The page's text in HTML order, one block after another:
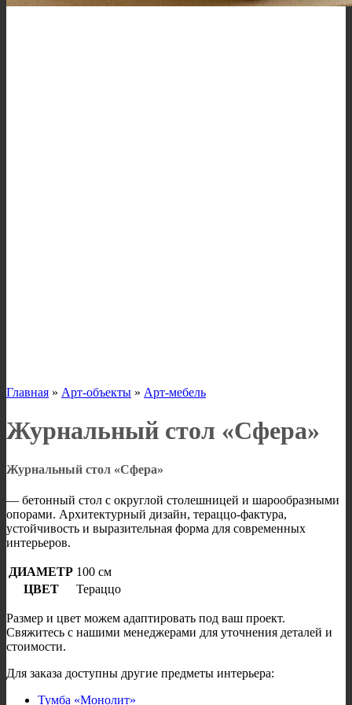
Главная » Арт-объекты » Арт-мебель
Журнальный стол «Сфера»
Журнальный стол «Сфера»
— бетонный стол с округлой столешницей и шарообразными
опорами. Архитектурный дизайн, тераццо-фактура,
устойчивость и выразительная форма для современных
интерьеров.
ДИАМЕТР 100 см
ЦВЕТ
Тераццо
Размер и цвет можем адаптировать под ваш проект.
Свяжитесь с нашими менеджерами для уточнения деталей и
стоимости.
Для заказа доступны другие предметы интерьера:
Тумба «Монолит»